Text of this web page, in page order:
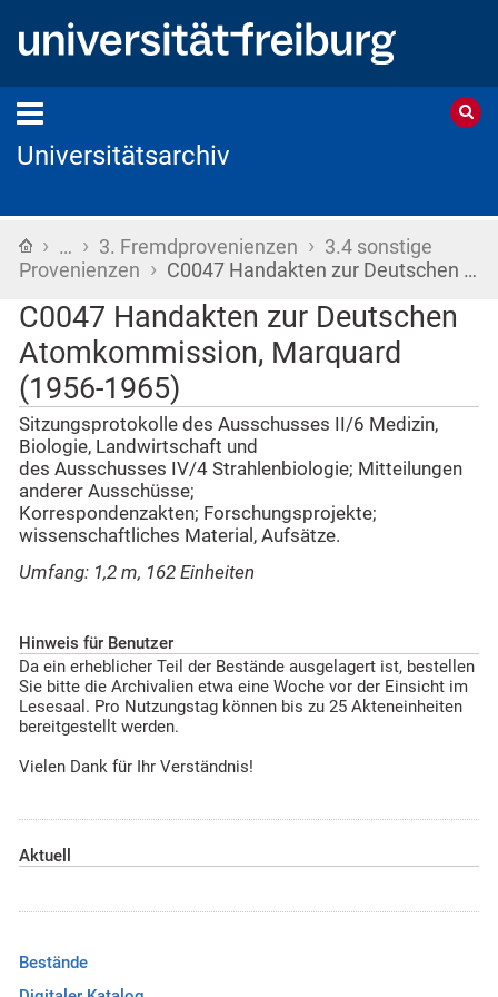
Universitätsarchiv
Startseite
› … › 3. Fremdprovenienzen › 3.4 sonstige
Provenienzen › C0047 Handakten zur Deutschen …
C0047 Handakten zur Deutschen
Atomkommission, Marquard
(1956-1965)
Sitzungsprotokolle des Ausschusses II/6 Medizin,
Biologie, Landwirtschaft und
des Ausschusses IV/4 Strahlenbiologie; Mitteilungen
anderer Ausschüsse;
Korrespondenzakten; Forschungsprojekte;
wissenschaftliches Material, Aufsätze.
Umfang: 1,2 m, 162 Einheiten
Hinweis für Benutzer
Da ein erheblicher Teil der Bestände ausgelagert ist, bestellen
Sie bitte die Archivalien etwa eine Woche vor der Einsicht im
Lesesaal. Pro Nutzungstag können bis zu 25 Akteneinheiten
bereitgestellt werden.
Vielen Dank für Ihr Verständnis!
Aktuell
Bestände